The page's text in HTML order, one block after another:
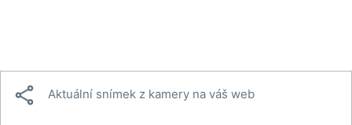
 Aktuální snímek z kamery na váš web